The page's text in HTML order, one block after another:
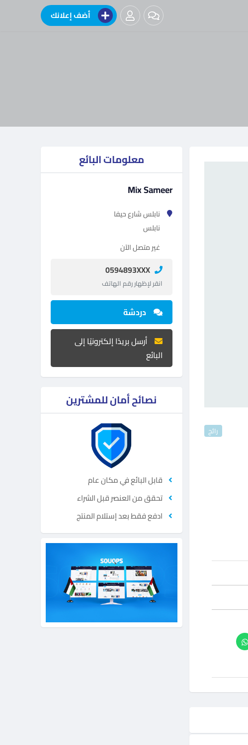
أضف إعلانك
رائج
معلومات البائع
Mix Sameer
نابلس شارع حيفا
نابلس
غير متصل الآن
0594893XXX
انقر لإظهار رقم الهاتف
دردشة
أرسل بريدًا إلكترونيًا إلى
البائع
نصائح أمان للمشترين
قابل البائع في مكان عام
تحقق من العنصر قبل الشراء
ادفع فقط بعد إستلام المنتج